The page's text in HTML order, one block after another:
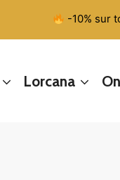
-10% sur
Lorcana